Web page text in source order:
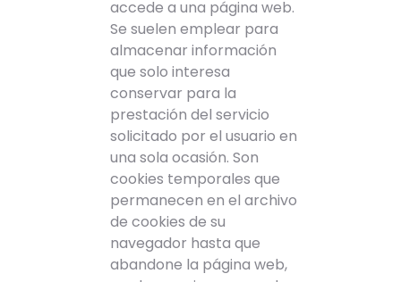
accede a una página web.
Se suelen emplear para
almacenar información
que solo interesa
conservar para la
prestación del servicio
solicitado por el usuario en
una sola ocasión. Son
cookies temporales que
permanecen en el archivo
de cookies de su
navegador hasta que
abandone la página web,